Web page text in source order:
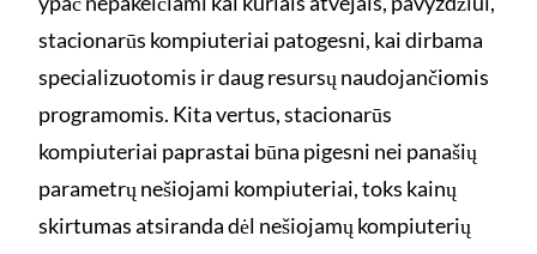
stacionarūs kompiuteriai patogesni, kai dirbama
specializuotomis ir daug resursų naudojančiomis
programomis. Kita vertus, stacionarūs
kompiuteriai paprastai būna pigesni nei panašių
parametrų nešiojami kompiuteriai, toks kainų
skirtumas atsiranda dėl nešiojamų kompiuterių